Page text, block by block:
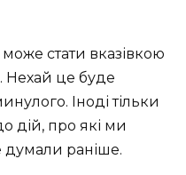
стати вказівкою
Нехай це буде
Іноді тільки
дій, про які ми
думали раніше.